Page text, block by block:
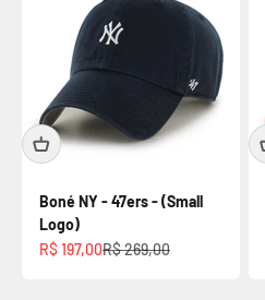
Boné NY - 47ers - (Small
Logo)
Preço promocional
R$ 197,00Preço normal
R$ 269,00